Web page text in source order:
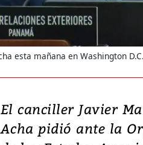
esta mañana en Washington
El canciller Javier
Acha pidió ante la
referencias hacia
presidente de
candidatura...